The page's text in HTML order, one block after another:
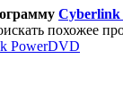
Cyberlink
похожее
PowerDVD